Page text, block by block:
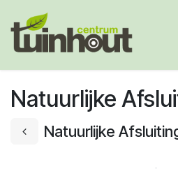
Natuurlijke
Natuurlijke